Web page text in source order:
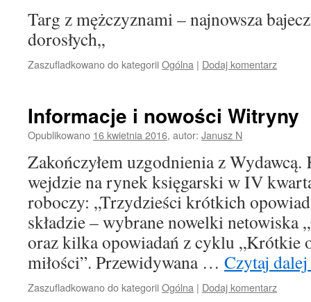
Targ z mężczyznami – najnowsza
dorosłych„
Zaszufladkowano do kategoriiOgólna | Dodaj komentarz
Informacje i nowości Witryny
Opublikowano 16 kwietnia 2016, autor: Janusz N
Zakończyłem uzgodnienia z
wejdzie na rynek księgarski w IV
roboczy: „Trzydzieści krótkich
składzie – wybrane nowelki netowiska
oraz kilka opowiadań z cyklu „Krótkie
miłości”. Przewidywana … Czytaj dalej
Zaszufladkowano do kategoriiOgólna | Dodaj komentarz